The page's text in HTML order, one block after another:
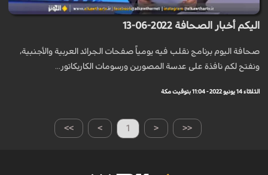
اليكم أخبار الصحافة 2022-06-13
صحافة اليوم برنامج نقلب فيه يومياً صفحات الجرائد العربية والأجنبية،
ونفتح لكم نافذة على عدسة المصورين ورسومات الكاريكاتور...
الثلاثاء 14 يونيو 2022 - 11:04 بتوقيت مكة
>> > 1 < <<